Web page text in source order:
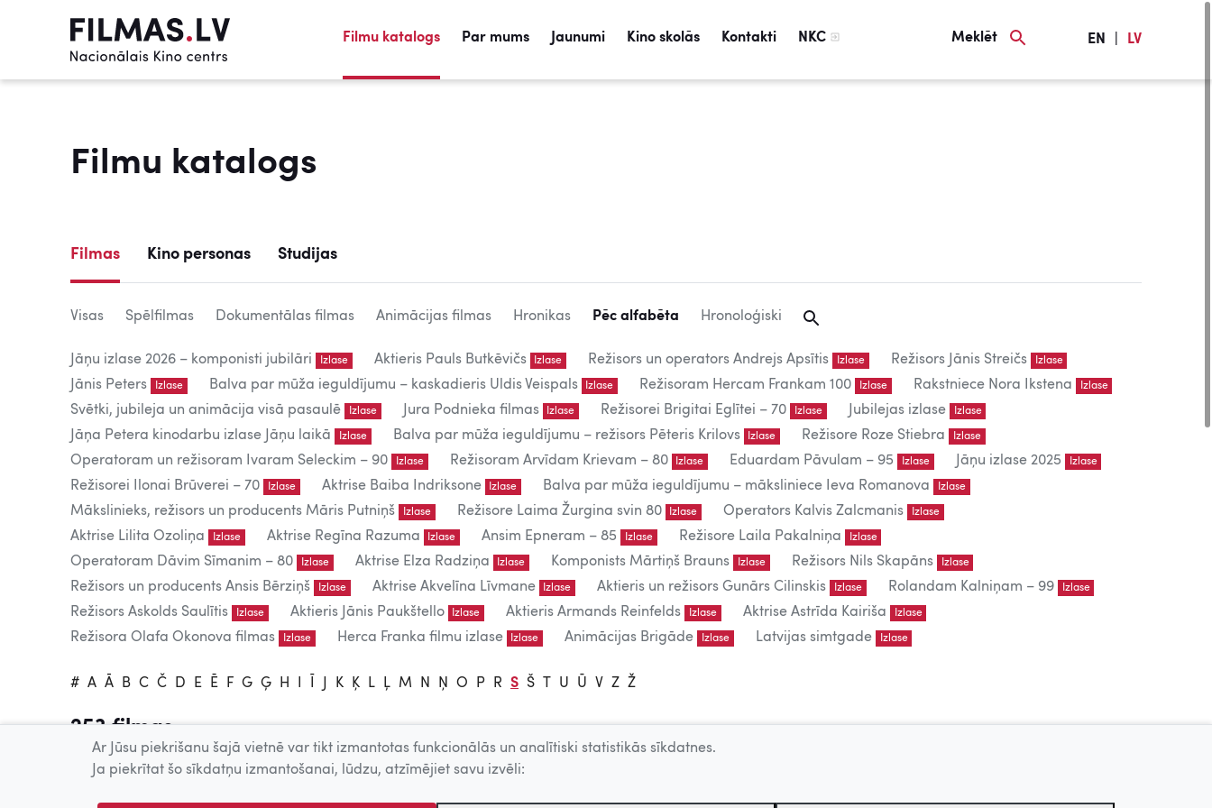
Filmu katalogs Par mums Jaunumi Kino skolās Kontakti NKC Meklēt EN LV
Filmu katalogs
Filmas Kino personas Studijas
Visas Spēlfilmas Dokumentālas filmas Animācijas filmas Hronikas Pēc alfabēta Hronoloģiski
Jāņu izlase 2026 – komponisti jubilāri Izlase Aktieris Pauls Butkēvičs Izlase Režisors un operators Andrejs Apsītis Izlase Režisors Jānis Streičs Izlase
Jānis Peters Izlase Balva par mūža ieguldījumu – kaskadieris Uldis Veispals Izlase Režisoram Hercam Frankam 100 Izlase Rakstniece Nora Ikstena Izlase
Svētki, jubileja un animācija visā pasaulē Izlase Jura Podnieka filmas Izlase Režisorei Brigitai Eglītei – 70 Izlase Jubilejas izlase Izlase
Jāņa Petera kinodarbu izlase Jāņu laikā Izlase Balva par mūža ieguldījumu – režisors Pēteris Krilovs Izlase Režisore Roze Stiebra Izlase
Operatoram un režisoram Ivaram Seleckim – 90 Izlase Režisoram Arvīdam Krievam – 80 Izlase Eduardam Pāvulam – 95 Izlase Jāņu izlase 2025 Izlase
Režisorei Ilonai Brūverei – 70 Izlase Aktrise Baiba Indriksone Izlase Balva par mūža ieguldījumu – māksliniece Ieva Romanova Izlase
Mākslinieks, režisors un producents Māris Putniņš Izlase Režisore Laima Žurgina svin 80 Izlase Operators Kalvis Zalcmanis Izlase
Aktrise Lilita Ozoliņa Izlase Aktrise Regīna Razuma Izlase Ansim Epneram – 85 Izlase Režisore Laila Pakalniņa Izlase
Operatoram Dāvim Sīmanim – 80 Izlase Aktrise Elza Radziņa Izlase Komponists Mārtiņš Brauns Izlase Režisors Nils Skapāns Izlase
Režisors un producents Ansis Bērziņš Izlase Aktrise Akvelīna Līvmane Izlase Aktieris un režisors Gunārs Cilinskis Izlase Rolandam Kalniņam – 99 Izlase
Režisors Askolds Saulītis Izlase Aktieris Jānis Paukštello Izlase Aktieris Armands Reinfelds Izlase Aktrise Astrīda Kairiša Izlase
Režisora Olafa Okonova filmas Izlase Herca Franka filmu izlase Izlase Animācijas Brigāde Izlase Latvijas simtgade Izlase
# A Ā B C Č D E Ē F G Ģ H K Ķ L Ļ M N Ņ O P R S Š U Ū V Z Ž
253 filmas
Tiešsaistē publicētās filmas paredzētas tikai individuālai lietošanai.
Publiskai demonstrēšanai nepieciešama tiesību īpašnieku – producentu, AKKA/LAA u.c. atļaujas.
Ar Jūsu piekrišanu šajā vietnē var tikt izmantotas funkcionālās un analītiski statistikās sīkdatnes.
Ja piekrītat šo sīkdatņu izmantošanai, lūdzu, atzīmējiet savu izvēli: